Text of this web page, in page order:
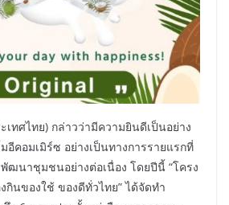
ทศไทย) กล่าวว่ามีความยินดีเป็นอย่าง
คอมเมิร์ซ อย่างเป็นทางการรายแรกที่
ฒนาชุมชนอย่างต่อเนื่อง โดยปีนี้ “โครง
กินของใช้ ของดีทั่วไทย” ได้จัดทำ